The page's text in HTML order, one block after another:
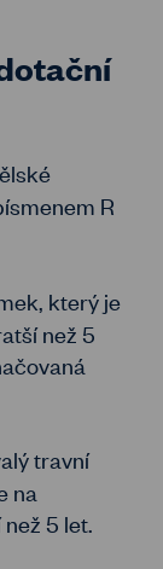
R
který je
než 5
travní
na
5 let.